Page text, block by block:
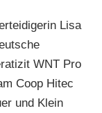
Lisa
WNT Pro
Coop Hitec
und Klein